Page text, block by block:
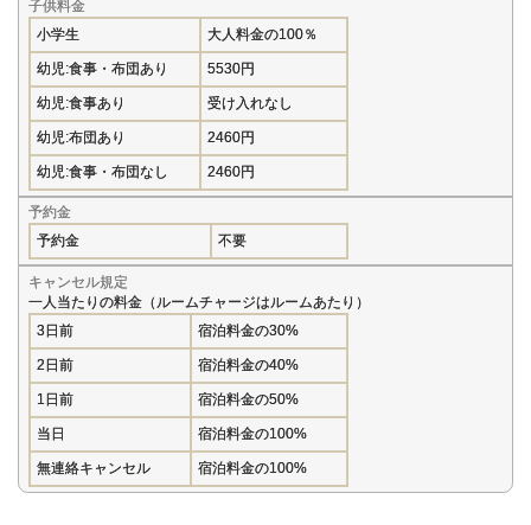
子供料金
小学生
大人料金の100％
幼児:食事・布団あり 5530円
幼児:食事あり 受け入れなし
幼児:布団あり 2460円
幼児:食事・布団なし 2460円
予約金
予約金
不要
キャンセル規定
一人当たりの料金（ルームチャージはルームあたり）
3日前
宿泊料金の30%
2日前 宿泊料金の40%
1日前 宿泊料金の50%
当日 宿泊料金の100%
無連絡キャンセル 宿泊料金の100%